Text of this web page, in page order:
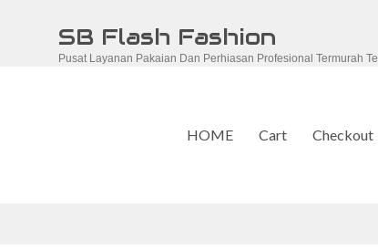
SB Flash Fashion
Pusat Layanan Pakaian Dan Perhiasan Profesional Termurah
HOME Cart Checkout